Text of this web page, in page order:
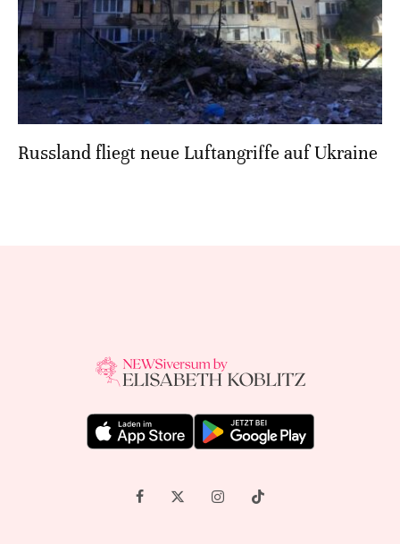
Russland fliegt neue Luftangriffe auf Ukraine